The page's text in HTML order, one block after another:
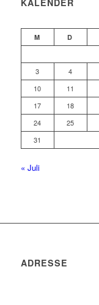
KALENDER
M D
3
4
10
11
17
18
24
25
31
« Juli
ADRESSE